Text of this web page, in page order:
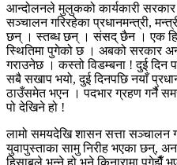
आन्दोलनले मुलुकको कार्यकारी
सञ्चालन गरिरहेका प्रधानमन्त्री,
छन् । स्तब्ध छन् । संसद् छैन । एक
स्थितिमा पुगेको छ । अबको सरकार
गराउनेछ । कस्तो विडम्बना ! दुई
सबै सखाप भयो, दुई दिनपछि नयाँ
ठाउँसमेत भएन । पदभार ग्रहण गर्नै
पो देखिने हो !
लामो समयदेखि शासन सत्ता
युवापुस्ताका सामु निरीह भएका
हिसाबले भन्ने हो भने किनारामा पुगेझैँ